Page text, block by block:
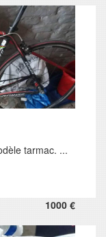
tarmac. ...
1000 €